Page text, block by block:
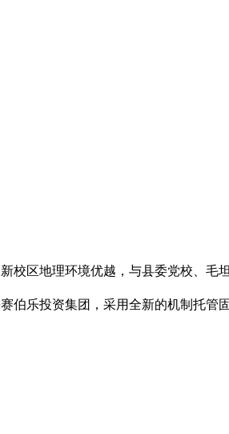
校区地理环境优越，与县委党校、毛
伯乐投资集团，采用全新的机制托管